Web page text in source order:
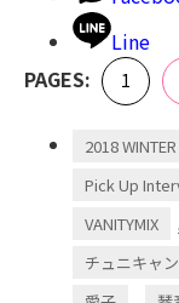
Line
PAGES:
Page
1
2018 WINTER
Pick Up
VANITYMIX
チュニキャン